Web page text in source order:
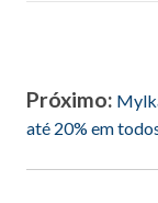
Próximo:
até 20% em